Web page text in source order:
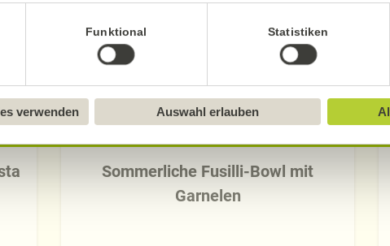
widerrufen und Tools deaktivieren. Ausführliche
Sie in unseremImpressum
Funktional Statistiken
verwenden Auswahl erlauben
Sommerliche Fusilli-Bowl mit
Garnelen